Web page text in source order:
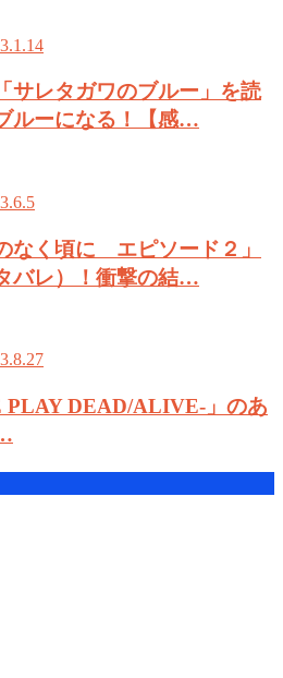
サレタガワのブルー」を読
ルーになる！【感…
なく頃に エピソード２」
バレ）！衝撃の結…
PLAY DEAD/ALIVE-」のあ